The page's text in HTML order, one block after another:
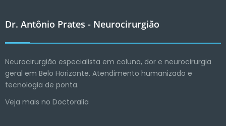
Dr. Antônio Prates - Neurocirurgião
Neurocirurgião especialista em coluna, dor e neurocirurgia
geral em Belo Horizonte. Atendimento humanizado e
tecnologia de ponta.
Veja mais no Doctoralia